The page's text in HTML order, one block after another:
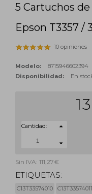
5 Cartuchos
Epson T3357 /
10 opiniones
Modelo:
8715946602394
Disponibilidad:
En
Cantidad:
Sin IVA: 111,27€
ETIQUETAS:
C13T33574010 C13T33574011